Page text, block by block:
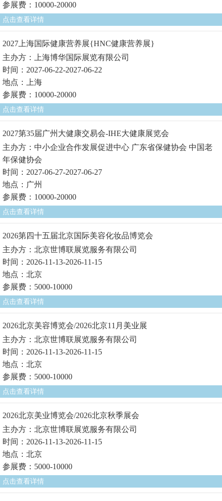
参展费：10000-20000
点击查看详情
2027上海国际健康营养展{HNC健康营养展}
主办方：上海博华国际展览有限公司
时间：2027-06-22-2027-06-22
地点：上海
参展费：10000-20000
点击查看详情
2027第35届广州大健康交易会-IHE大健康展览会
主办方：中小企业合作发展促进中心 广东省保健协会 中国老
年保健协会
时间：2027-06-27-2027-06-27
地点：广州
参展费：10000-20000
点击查看详情
2026第四十五届北京国际美容化妆品博览会
主办方：北京世博联展览服务有限公司
时间：2026-11-13-2026-11-15
地点：北京
参展费：5000-10000
点击查看详情
2026北京美容博览会/2026北京11月美业展
主办方：北京世博联展览服务有限公司
时间：2026-11-13-2026-11-15
地点：北京
参展费：5000-10000
点击查看详情
2026北京美业博览会/2026北京秋季展会
主办方：北京世博联展览服务有限公司
时间：2026-11-13-2026-11-15
地点：北京
参展费：5000-10000
点击查看详情